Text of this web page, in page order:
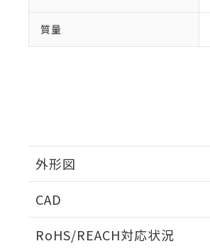
質量
外形図
CAD
RoHS/REACH対応状況